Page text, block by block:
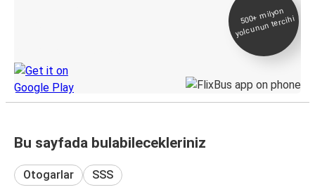
500+
milyon
yolcunun tercihi
Bu sayfada bulabilecekleriniz
Otogarlar SSS